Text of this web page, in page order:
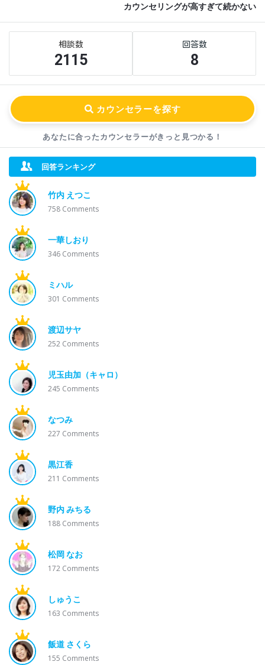
カウンセリングが高すぎて続かない
Sidebar
2115 8
あなたに合ったカウンセラーがきっと見つかる！
回答ランキング
竹内 えつこ
758 Comments
一華しおり
346 Comments
ミハル
301 Comments
渡辺サヤ
252 Comments
児玉由加（キャロ）
245 Comments
なつみ
227 Comments
黒江香
211 Comments
野内 みちる
188 Comments
松岡 なお
172 Comments
しゅうこ
163 Comments
飯道 さくら
155 Comments